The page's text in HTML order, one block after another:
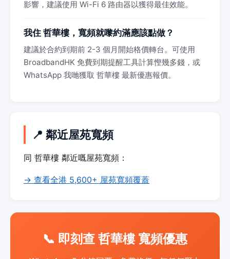
影響，建議使用 Wi-Fi 6 路由器以獲得最佳效能。
我住 哲華樓，寬頻就嚟約滿應該點做？
建議於合約到期前 2-3 個月開始格價轉台。可使用
BroadbandHK 免費到期提醒工具計算慳幾多錢，或
WhatsApp 我哋獲取 哲華樓 最新優惠報價。
📍 鄰近屋苑寬頻
同 哲華樓 鄰近嘅屋苑寬頻：
→ 查看全港 5,600+ 屋苑寬頻覆蓋
📞 即刻查 哲華樓 寬頻優惠